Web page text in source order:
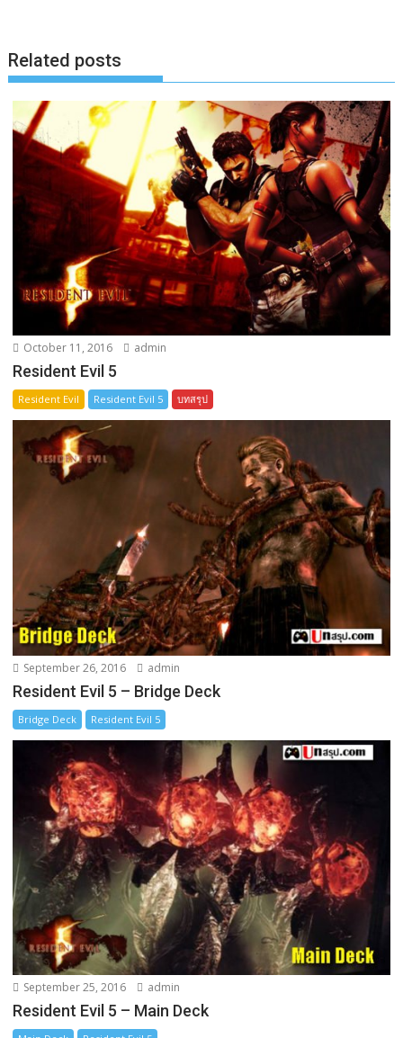
k
e
r
Related posts
October 11, 2016 admin
Resident Evil 5
Resident Evil Resident Evil 5 บทสรุป
September 26, 2016 admin
Resident Evil 5 – Bridge Deck
Bridge Deck Resident Evil 5
September 25, 2016 admin
Resident Evil 5 – Main Deck